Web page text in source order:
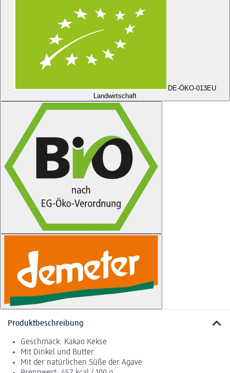
DE-ÖKO-013EU
Landwirtschaft
Produktbeschreibung
Geschmack: Kakao Kekse
Mit Dinkel und Butter
Mit der natürlichen Süße der Agave